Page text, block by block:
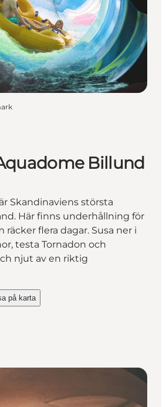
Billund
Skandinaviens största
Här finns underhållning för
räcker flera dagar. Susa ner i
testa Tornadon och
njut av en riktig
Aquadome Billund"
på kartaAquadome Billund on_map